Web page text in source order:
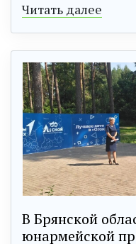
Читать далее
В Брянской
юнармейской